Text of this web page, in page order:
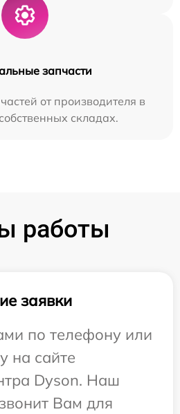
запчасти
от производителя в
складах.
работы
заявки
по телефону или
на сайте
Dyson. Наш
Вам для